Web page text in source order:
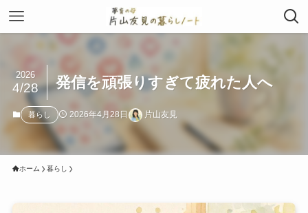
発信を頑張りすぎて疲れた人へ
2026
4/28
暮らし 2026年4月28日 片山友見
ホーム 暮らし